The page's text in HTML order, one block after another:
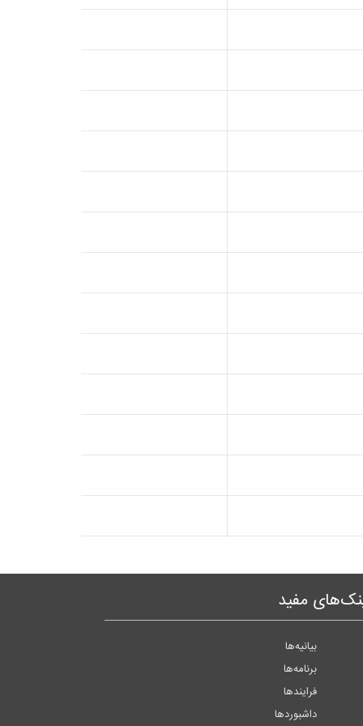
مفید
بیانیه‌ها
برنامه‌ها
فرایندها
داشبوردها